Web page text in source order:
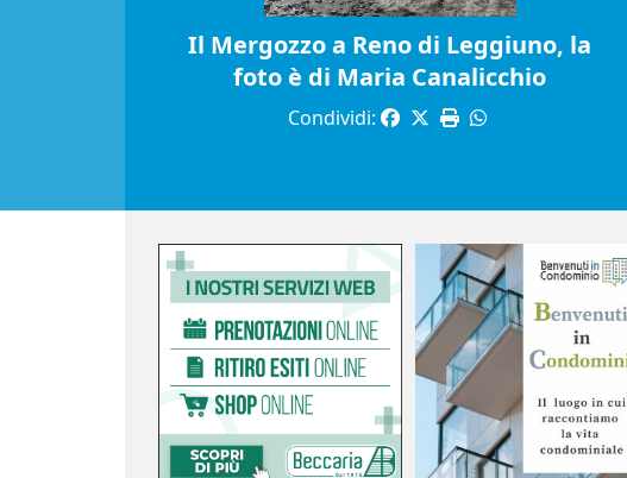
Il Mergozzo a Reno di Leggiuno, la
foto è di Maria Canalicchio
Condividi: